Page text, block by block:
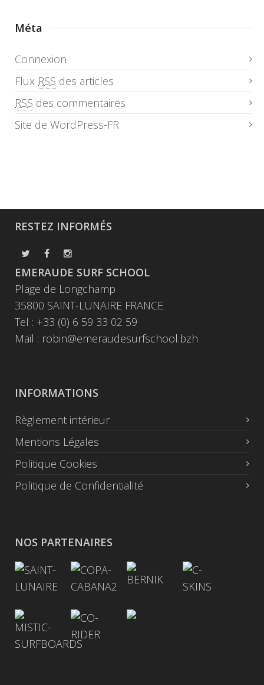
Méta
Connexion
Flux RSS des articles
RSS des commentaires
Site de WordPress-FR
RESTEZ INFORMÉS
EMERAUDE SURF SCHOOL
Plage de Longchamp
35800 SAINT-LUNAIRE FRANCE
Tel : +33 (0) 6 59 33 02 59
Mail : robin@emeraudesurfschool.bzh
INFORMATIONS
Règlement intérieur
Mentions Légales
Politique Cookies
Politique de Confidentialité
NOS PARTENAIRES